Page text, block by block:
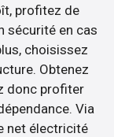
profitez de
sécurité en cas
choisissez
Obtenez
donc profiter
Via
net électricité